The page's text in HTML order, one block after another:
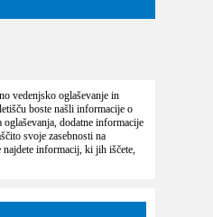
vedenjsko oglaševanje in
boste našli informacije o
oglaševanja, dodatne informacije
svoje zasebnosti na
najdete informacij, ki jih iščete,